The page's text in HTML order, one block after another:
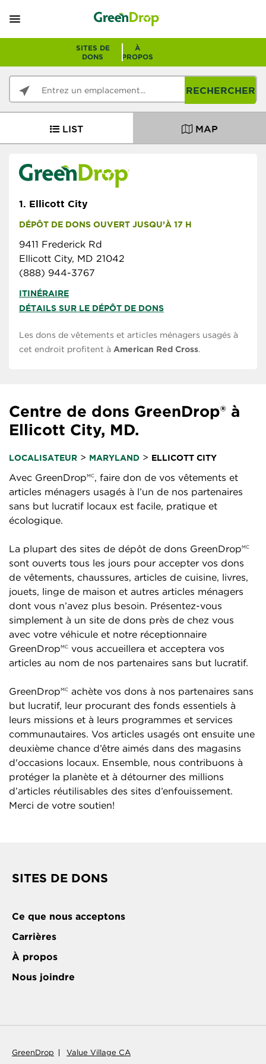
SITES DE
DONS
À
PROPOS
RECHERCHER
LIST MAP
1. Ellicott City
DÉPÔT DE DONS OUVERT JUSQU’À 17 H
9411 Frederick Rd
Ellicott City, MD 21042
(888) 944-3767
ITINÉRAIRE
DÉTAILS SUR LE DÉPÔT DE DONS
Les dons de vêtements et articles ménagers usagés à
cet endroit profitent à American Red Cross.
Centre de dons GreenDrop® à
Ellicott City, MD.
LOCALISATEUR > MARYLAND > ELLICOTT CITY
Avec GreenDropMC, faire don de vos vêtements et
articles ménagers usagés à l’un de nos partenaires
sans but lucratif locaux est facile, pratique et
écologique.
La plupart des sites de dépôt de dons GreenDropMC
sont ouverts tous les jours pour accepter vos dons
de vêtements, chaussures, articles de cuisine, livres,
jouets, linge de maison et autres articles ménagers
dont vous n’avez plus besoin. Présentez-vous
simplement à un site de dons près de chez vous
avec votre véhicule et notre réceptionnaire
GreenDropMC vous accueillera et acceptera vos
articles au nom de nos partenaires sans but lucratif.
GreenDropMC achète vos dons à nos partenaires sans
but lucratif, leur procurant des fonds essentiels à
leurs missions et à leurs programmes et services
communautaires. Vos articles usagés ont ensuite une
deuxième chance d’être aimés dans des magasins
d'occasions locaux. Ensemble, nous contribuons à
protéger la planète et à détourner des millions
d’articles réutilisables des sites d’enfouissement.
Merci de votre soutien!
SITES DE DONS
Ce que nous acceptons
Carrières
À propos
Nous joindre
GreenDrop Value Village CA